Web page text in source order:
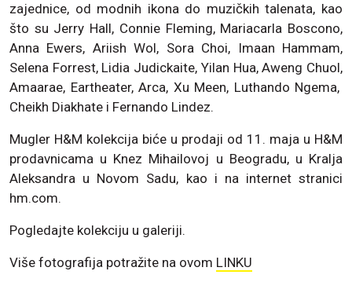
zajednice, od modnih ikona do muzičkih talenata, kao
što su Jerry Hall, Connie Fleming, Mariacarla Boscono,
Anna Ewers, Ariish Wol, Sora Choi, Imaan Hammam,
Selena Forrest, Lidia Judickaite, Yilan Hua, Aweng Chuol,
Amaarae, Eartheater, Arca, Xu Meen, Luthando Ngema,
Cheikh Diakhate i Fernando Lindez.
Mugler H&M kolekcija biće u prodaji od 11. maja u H&M
prodavnicama u Knez Mihailovoj u Beogradu, u Kralja
Aleksandra u Novom Sadu, kao i na internet stranici
hm.com.
Pogledajte kolekciju u galeriji.
Više fotografija potražite na ovom LINKU